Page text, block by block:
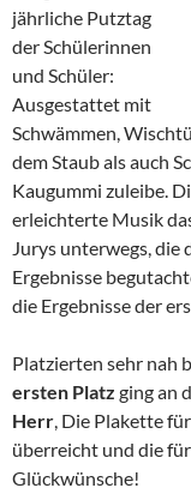
jährliche Putztag
der Schülerinnen
und Schüler:
Ausgestattet mit
Schwämmen,
dem Staub als auch
Kaugummi zuleibe.
erleichterte Musik
Jurys unterwegs, die
Ergebnisse
die Ergebnisse der
Platzierten sehr nah
ersten Platz ging an
Herr , Die Plakette
überreicht und die
Glückwünsche!